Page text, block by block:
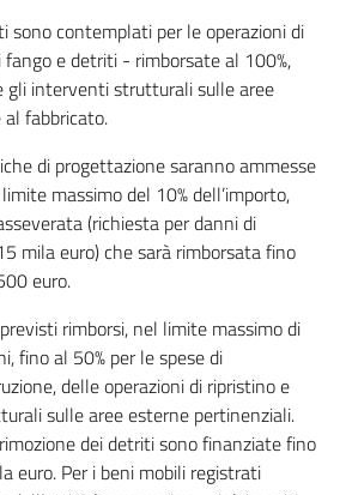
sono contemplati per le operazioni di
fango e detriti - rimborsate al 100%,
gli interventi strutturali sulle aree
fabbricato.
di progettazione saranno ammesse
massimo del 10% dell’importo,
(richiesta per danni di
mila euro) che sarà rimborsata fino
euro.
rimborsi, nel limite massimo di
fino al 50% per le spese di
delle operazioni di ripristino e
sulle aree esterne pertinenziali.
dei detriti sono finanziate fino
euro. Per i beni mobili registrati